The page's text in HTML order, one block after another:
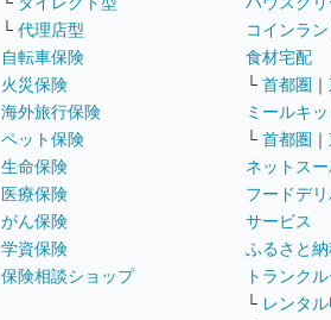
└ 代理店型
自転車保険
火災保険
海外旅行保険
ペット保険
生命保険
医療保険
がん保険
学資保険
保険相談ショップ
コインラ
食材宅配
└ 首都圏 ｜
ミールキッ
└ 首都圏 ｜
ネットス
フードデ
サービス
ふるさと納
トランク
└ レンタ